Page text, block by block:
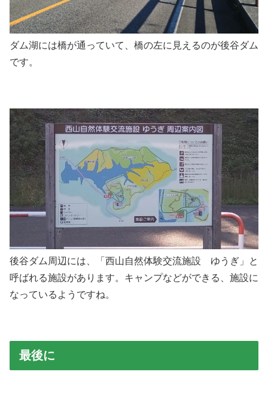
ダム湖には橋が通っていて、橋の左に見えるのが後谷ダム
です。
後谷ダム周辺には、「西山自然体験交流施設 ゆうぎ」と
呼ばれる施設があります。キャンプなどができる、施設に
なっているようですね。
最後に